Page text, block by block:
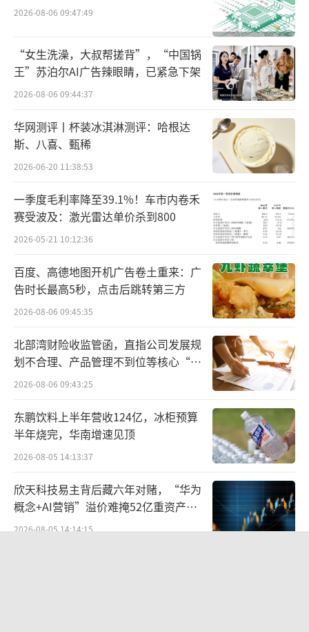
这一点从预售数据就能够看到。《第三只
眼看零售》观察到，截至7月7日，门店在抖音
上架的预售商品，已有较高的销量。其中，富
硒鲜鸡蛋销售已经过万份，鲜活大虾、金枕榴
自有品牌商品，例如矿泉水、洗衣液、菜籽油
等也有百单的销售。
悦活里·红叶超市的slogan为“新鲜每一
刻，悦享每一天，好物够低价”。预售商品相
对可观的销量，在一定程度上证实了商品具备
动看，同规格金枕榴莲、活虾该店售价更低；
而同规格肉卷、老哥俩五常香米，二者价格则
据了解，悦活里·红叶超市大量引入了悦
活里超市的自有品牌商品。包含了酒水饮料、
自有品牌商品，在提升门店差异化的情况下，
也将有效降低商品售价。
具体来看，门店预售自有品牌商品中，12
瓶550ml的矿泉水售价仅8.9元，10包90抽面巾
纸售价则为14.9元，5kg面粉价格为18.9元，1L
2026-08-06 09:47:49
“女生洗澡，大叔帮搓背”，“中国锅
王”苏泊尔AI广告辣眼睛，已紧急下架
2026-08-06 09:44:37
华网测评丨杯装冰淇淋测评：哈根达
斯、八喜、甄稀
2026-06-20 11:38:53
一季度毛利率降至39.1%！车市内卷禾
赛受波及：激光雷达单价杀到800
2026-05-21 10:12:36
百度、高德地图开机广告卷土重来：广
告时长最高5秒，点击后跳转第三方
2026-08-06 09:45:35
北部湾财险收监管函，直指公司发展规
划不合理、产品管理不到位等核心“痛
点”
2026-08-06 09:43:25
东鹏饮料上半年营收124亿，冰柜预算
半年烧完，华南增速见顶
2026-08-05 14:13:37
欣天科技易主背后藏六年对赌，“华为
概念+AI营销”溢价难掩52亿重资产考
验
2026-08-05 14:14:15